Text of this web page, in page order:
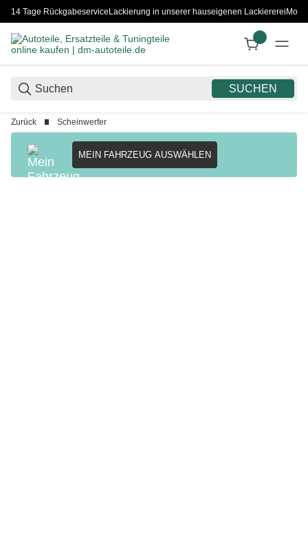
14 Tage RückgabeserviceLackierung in unserer hauseigenen Lackiererei
SUCHEN
Zurück Scheinwerfer
MEIN FAHRZEUG AUSWÄHLEN